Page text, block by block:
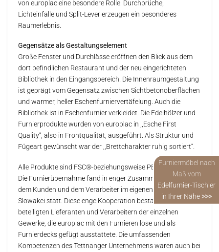
von europlac eine besondere Rolle: Durchbrüche,
Lichteinfälle und Split-Lever erzeugen ein besonderes
Raumerlebnis.
Gegensätze als Gestaltungselement
Große Fenster und Durchlässe eröffnen den Blick aus dem
dort befindlichen Restaurant und der neu eingerichteten
Bibliothek in den Eingangsbereich. Die Innenraumgestaltung
ist geprägt vom Gegensatz zwischen Sichtbetonoberflächen
und warmer, heller Eschenfurniervertäfelung. Auch die
Bibliothek ist in Eschenfurnier verkleidet. Die Edelhölzer und
Furnierprodukte wurden von europlac in ,,Esche First
Quality“, also in Frontqualität, ausgeführt. Als Struktur und
Fügeart gewünscht war der ,,Brettcharakter ruhig sortiert“.
Alle Produkte sind FSC®-beziehungsweise PEFC-zertifiziert.
Die Furnierübernahme fand in enger Zusammenarbeit mit
dem Kunden und dem Verarbeiter im eigenen Werk in der
Slowakei statt. Diese enge Kooperation bestand mit allen
beteiligten Lieferanten und Verarbeitern der einzelnen
Gewerke, die europlac mit den Furnieren lose und als
Furnierdecks gefügt ausstattete. Die umfassenden
Kompetenzen des Tettnanger Unternehmens waren auch bei
Furniermöbel nach
Maß vom
Edelfurnier-Tischler
in Ihrer Nähe >>>